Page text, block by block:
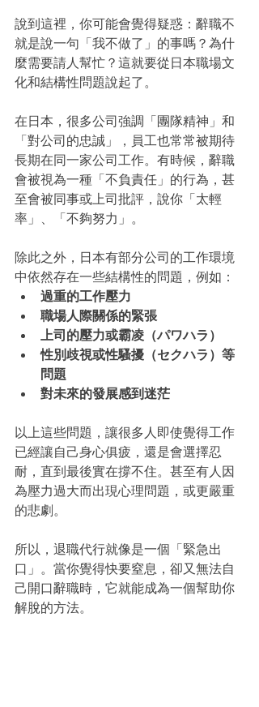
說到這裡，你可能會覺得疑惑：辭職不
就是說一句「我不做了」的事嗎？為什
麼需要請人幫忙？這就要從日本職場文
化和結構性問題說起了。
在日本，很多公司強調「團隊精神」和
「對公司的忠誠」，員工也常常被期待
長期在同一家公司工作。有時候，辭職
會被視為一種「不負責任」的行為，甚
至會被同事或上司批評，說你「太輕
率」、「不夠努力」。
除此之外，日本有部分公司的工作環境
中依然存在一些結構性的問題，例如：
過重的工作壓力
職場人際關係的緊張
上司的壓力或霸凌（パワハラ）
性別歧視或性騷擾（セクハラ）等
問題
對未來的發展感到迷茫
以上這些問題，讓很多人即使覺得工作
已經讓自己身心俱疲，還是會選擇忍
耐，直到最後實在撐不住。甚至有人因
為壓力過大而出現心理問題，或更嚴重
的悲劇。
所以，退職代行就像是一個「緊急出
口」。當你覺得快要窒息，卻又無法自
己開口辭職時，它就能成為一個幫助你
解脫的方法。